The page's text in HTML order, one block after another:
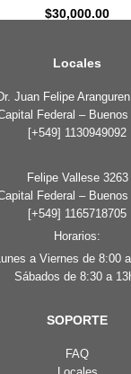
$30,000.00
Locales
Juan Felipe
Federal – Buenos
[+549] 1130949092
Felipe Vallese 3263
Federal – Buenos
[+549] 1165718705
Horarios:
a Viernes de 8:00
Sábados de 8:30 a
SOPORTE
FAQ